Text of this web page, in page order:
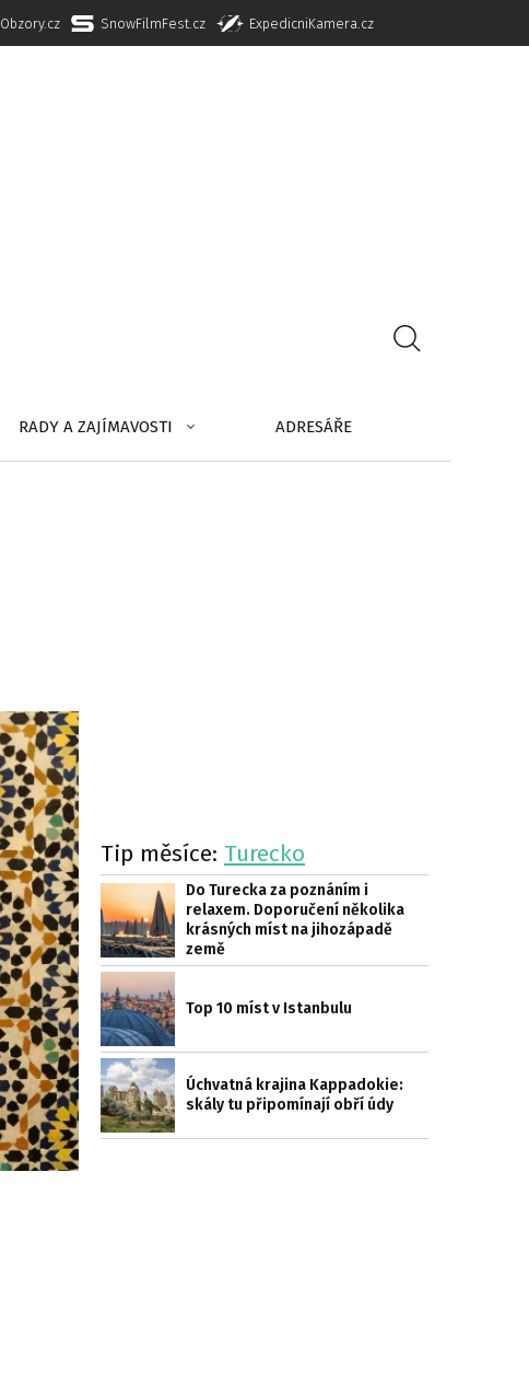
SnowFilmFest.cz ExpedicniKamera.cz
RADY A ZAJÍMAVOSTI ADRESÁŘE
Tip měsíce: Turecko
Do Turecka za poznáním i
relaxem. Doporučení několika
krásných míst na jihozápadě
země
Top 10 míst v Istanbulu
Úchvatná krajina Kappadokie:
skály tu připomínají obří údy